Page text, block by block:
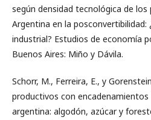
según densidad tecnológica de los
Argentina en la
industrial? Estudios de economía
Buenos Aires: Miño y Dávila.
Schorr, M., Ferreira, E., y
productivos con
argentina: algodón, azúcar y